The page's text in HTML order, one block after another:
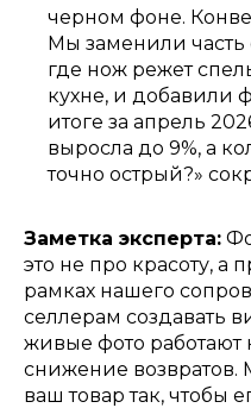
черном фоне.
Мы заменили
где нож режет
кухне, и добавили
итоге за апрель
выросла до 9%, а
точно острый?»
Заметка эксперта:
это не про красоту, а
рамках нашего
селлерам создавать
живые фото работают
снижение возвратов.
ваш товар так, чтобы
237000820219
яндекс маркет
ozon
wildberries
политика